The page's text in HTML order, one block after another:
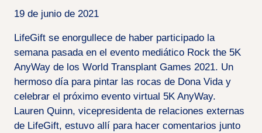
19 de junio de 2021
LifeGift se enorgullece de haber participado la
semana pasada en el evento mediático Rock the 5K
AnyWay de los World Transplant Games 2021. Un
hermoso día para pintar las rocas de Dona Vida y
celebrar el próximo evento virtual 5K AnyWay.
Lauren Quinn, vicepresidenta de relaciones externas
de LifeGift, estuvo allí para hacer comentarios junto